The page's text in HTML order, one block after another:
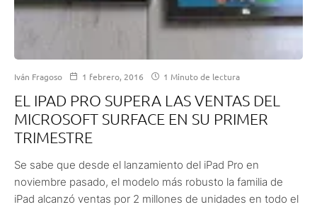
Iván Fragoso 1 febrero, 2016 1 Minuto de lectura
EL IPAD PRO SUPERA LAS VENTAS DEL
MICROSOFT SURFACE EN SU PRIMER
TRIMESTRE
Se sabe que desde el lanzamiento del iPad Pro en
noviembre pasado, el modelo más robusto la familia de
iPad alcanzó ventas por 2 millones de unidades en todo el